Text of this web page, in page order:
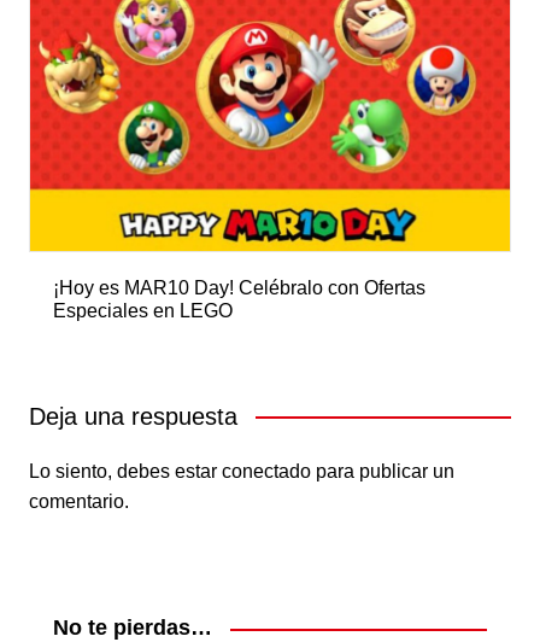
¡Hoy es MAR10 Day! Celébralo con Ofertas
Especiales en LEGO
Deja una respuesta
Lo siento, debes estar conectadopara publicar un
comentario.
No te pierdas…